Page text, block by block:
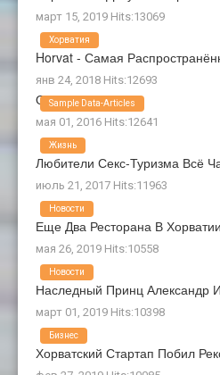
март 15, 2019 Hits:13069
Horvat - Самая
янв 24, 2018 Hits:12693
Хорватия
О Нас
мая 01, 2016 Hits:12641
Sample Data-Articles
Любители Секс-Туризма Всё
июль 21, 2017 Hits:11963
Жизнь
Еще Два Ресторана В
мая 26, 2019 Hits:10558
Новости
Наследный Принц Александр
март 01, 2019 Hits:10398
Новости
Хорватский Стартап Побил
Бизнес